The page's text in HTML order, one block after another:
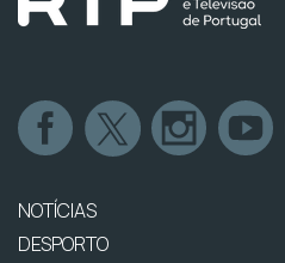
NOTÍCIAS
DESPORTO